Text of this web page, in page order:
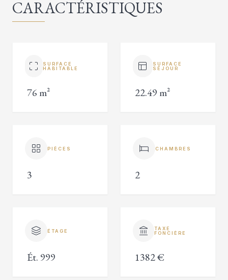
CARACTÉRISTIQUES
SURFACE
HABITABLE
76 m²
SURFACE
SÉJOUR
22.49 m²
PIÈCES
3
CHAMBRES
2
ÉTAGE
Ét. 999
TAXE
FONCIÈRE
1382 €